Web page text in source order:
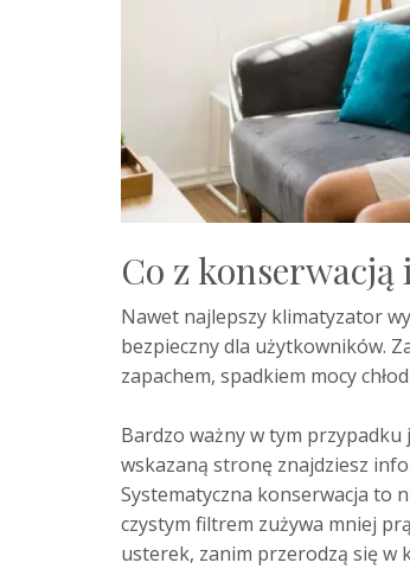
Co z
Nawet najlepszy klimatyzator
bezpieczny dla użytkowników.
zapachem, spadkiem mocy
Bardzo ważny w tym przypadku
wskazaną stronę znajdziesz
Systematyczna konserwacja to
czystym filtrem zużywa mniej
usterek, zanim przerodzą się w